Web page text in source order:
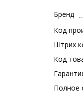
Бренд
Код
Штрих
Код
Полное